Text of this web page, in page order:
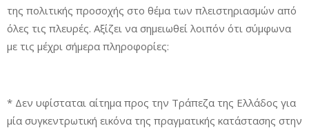
της πολιτικής προσοχής στο θέμα των πλειστηριασμών από
όλες τις πλευρές. Αξίζει να σημειωθεί λοιπόν ότι σύμφωνα
με τις μέχρι σήμερα πληροφορίες:
* Δεν υφίσταται αίτημα προς την Τράπεζα της Ελλάδος για
μία συγκεντρωτική εικόνα της πραγματικής κατάστασης στην